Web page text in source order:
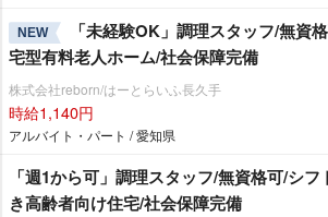
NEW
「未経験OK」調理スタッフ/無資
宅型有料老人ホーム/社会保障完備
株式会社reborn/はーとらいふ長久手
時給1,140円
アルバイト・パート / 愛知県
「週1から可」調理スタッフ/無資格可/シ
き高齢者向け住宅/社会保障完備